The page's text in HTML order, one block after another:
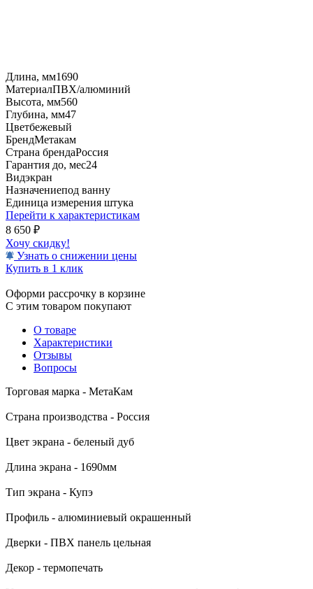
Длина, мм1690
МатериалПВХ/алюминий
Высота, мм560
Глубина, мм47
Цветбежевый
БрендМетакам
Страна брендаРоссия
Гарантия до, мес24
Видэкран
Назначениепод ванну
Единица измерения штука
Перейти к характеристикам
8 650 ₽
Хочу скидку!
Узнать о снижении цены
Купить в 1 клик
Оформи рассрочку в корзине
С этим товаром покупают
О товаре
Характеристики
Отзывы
Вопросы
Торговая марка - МетаКам
Страна производства - Россия
Цвет экрана - беленый дуб
Длина экрана - 1690мм
Тип экрана - Купэ
Профиль - алюминиевый окрашенный
Дверки - ПВХ панель цельная
Декор - термопечать